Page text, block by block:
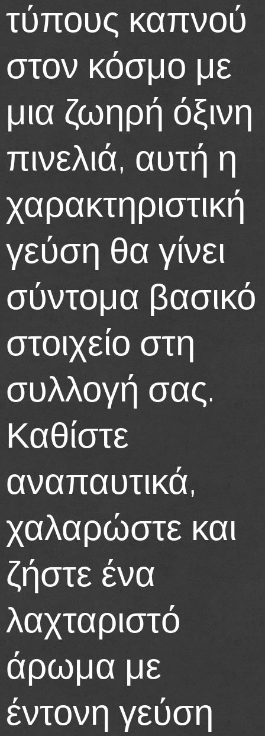
τύπους καπνού
στον κόσμο με
μια ζωηρή όξινη
πινελιά, αυτή η
χαρακτηριστική
γεύση θα γίνει
σύντομα βασικό
στοιχείο στη
συλλογή σας.
Καθίστε
αναπαυτικά,
χαλαρώστε και
ζήστε ένα
λαχταριστό
άρωμα με
έντονη γεύση